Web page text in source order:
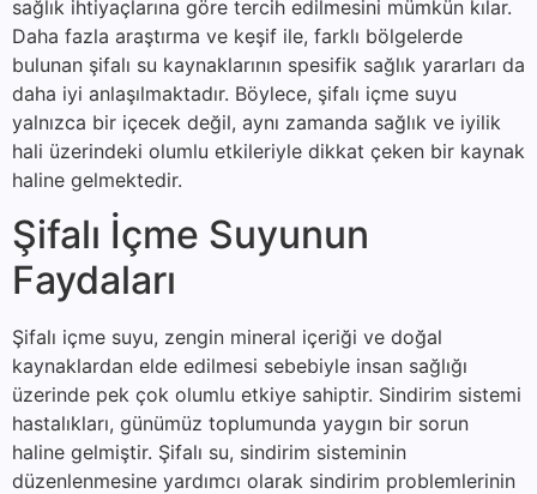
sağlık ihtiyaçlarına göre tercih edilmesini mümkün kılar.
Daha fazla araştırma ve keşif ile, farklı bölgelerde
bulunan şifalı su kaynaklarının spesifik sağlık yararları da
daha iyi anlaşılmaktadır. Böylece, şifalı içme suyu
yalnızca bir içecek değil, aynı zamanda sağlık ve iyilik
hali üzerindeki olumlu etkileriyle dikkat çeken bir kaynak
haline gelmektedir.
Şifalı İçme Suyunun
Faydaları
Şifalı içme suyu, zengin mineral içeriği ve doğal
kaynaklardan elde edilmesi sebebiyle insan sağlığı
üzerinde pek çok olumlu etkiye sahiptir. Sindirim sistemi
hastalıkları, günümüz toplumunda yaygın bir sorun
haline gelmiştir. Şifalı su, sindirim sisteminin
düzenlenmesine yardımcı olarak sindirim problemlerinin